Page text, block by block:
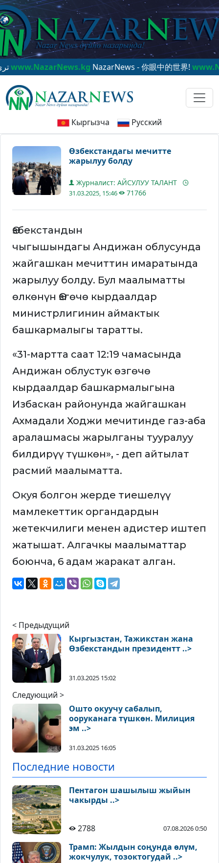
NazarNews - 你眼中的世界!
Кыргызча Русский
Өзбекстандагы мечитте
жарылуу болду
Журналист: АЙСУЛУУ ТАЛАНТ
31.03.2025, 15:46 71766
Өзбекстандын
чыгышындагы Андижан облусунда
жайгашкан мечиттин имаратында
жарылуу болду. Бул маалыматты
өлкөнүн Өзгөчө кырдаалдар
министрлигинин аймактык
башкармалыгы таратты.
«31-мартта саат 12:19 чамасында
Андижан облустук өзгөчө
кырдаалдар башкармалыгына
Избаскан районунда жайгашкан
Ахмадали Ходжи мечитинде газ-аба
аралашмасы жарылганы тууралуу
билдирүү түшкөн», - деп айтылат
расмий маалыматта.
Окуя болгон жерде тиешелүү
мамлекеттик органдардын
жетекчилиги менен адистер иштеп
жатышат. Алгачкы маалыматтар
боюнча, 6 адам жаракат алган.
< Предыдущий
Кыргызстан, Тажикстан жана
Өзбекстандын президентт ..>
31.03.2025 15:02
Следующий >
Ошто окуучу сабалып,
ооруканага түшкөн. Милиция
эм ..>
31.03.2025 16:05
Последние новости
Пентагон шашылыш жыйын
чакырды ..>
2788 07.08.2026 0:50
Трамп: Жылдын соңунда өлүм,
жокчулук, тозоктогудай ..>